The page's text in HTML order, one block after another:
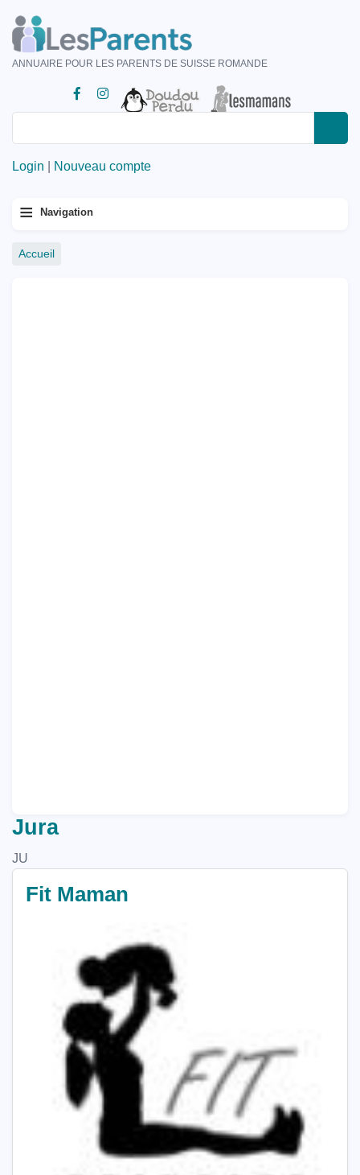
au
contenu
principal
ANNUAIRE POUR LES PARENTS DE SUISSE ROMANDE
Login Nouveau compte
Menu
≡ Navigation
Fil
Accueil
Jura
JU
Fit Maman